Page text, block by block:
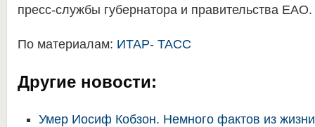
пресс-службы губернатора и правительства ЕАО.
По материалам: ИТАР- ТАСС
Другие новости:
Умер Иосиф Кобзон. Немного фактов из